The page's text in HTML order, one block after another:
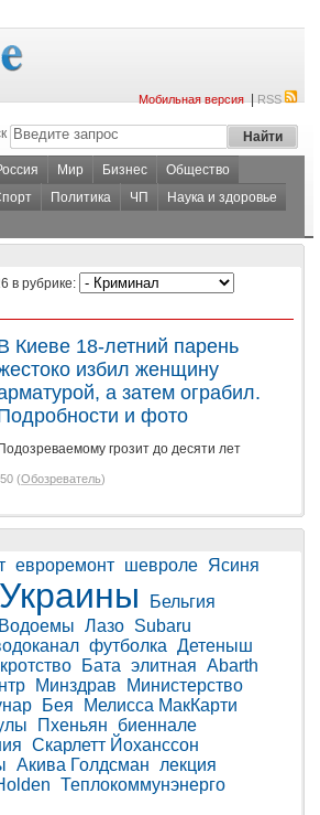
Мобильная версия|RSS
Мир Бизнес
Общество
Политика ЧП
Наука и здоровье
в рубрике:
Киеве 18-летний парень
избил женщину
а затем ограбил.
и фото
грозит до десяти лет
(Обозреватель)
евроремонт шевроле Ясиня
Украины
Бельгия
Водоемы Лазо Subaru
футболка Детеныш
Бата элитная Abarth
Минздрав
Министерство
Бея
Мелисса МакКарти
Пхеньян
биеннале
Скарлетт Йоханссон
Акива Голдсман
лекция
Теплокоммунэнерго